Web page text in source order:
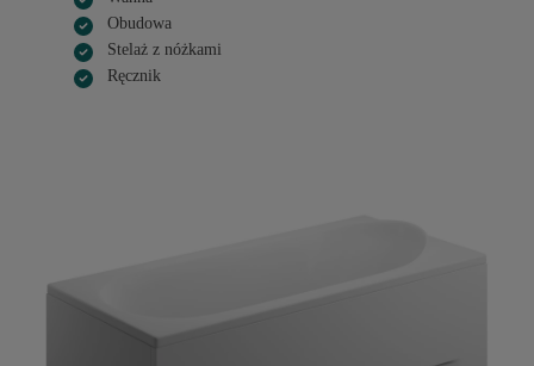
Obudowa
Stelaż z nóżkami
Ręcznik